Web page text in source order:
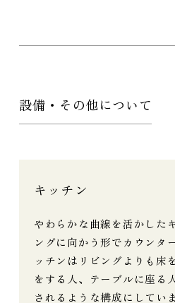
設備・その他について
キッチン
やわらかな曲線を活かした
ングに向かう形でカウンタ
ッチンはリビングよりも床
をする人、テーブルに座る
されるような構成にしてい